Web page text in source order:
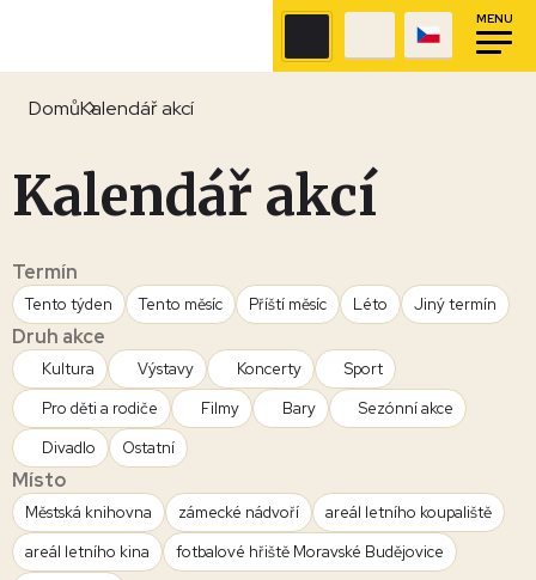
MENU
DomůKalendář akcí
Kalendář akcí
Termín
Tento týden Tento měsíc Příští měsíc Léto Jiný termín
Druh akce
Kultura Výstavy Koncerty
Sport
Pro děti a rodiče
Filmy Bary
Sezónní akce
Divadlo
Ostatní
Místo
Městská knihovna zámecké nádvoří
areál letního koupaliště
areál letního kina
fotbalové hřiště Moravské Budějovice